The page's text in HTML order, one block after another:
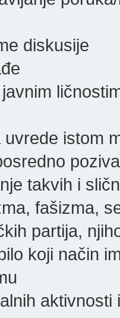
diskusije
uvrede istom
takvih i
fašizma,
partija,
koji način